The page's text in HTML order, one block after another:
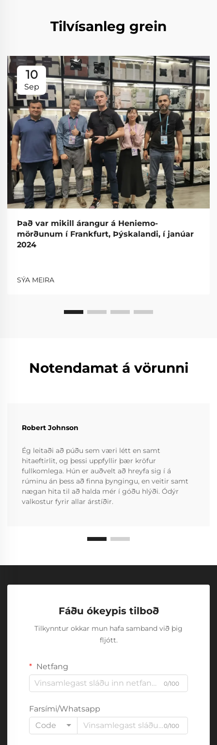
Tilvísanleg grein
10
Sep
Það var mikill árangur á Heniemo-
mörðunum í Frankfurt, Þýskalandi, í janúar
2024
SÝA MEIRA
Notendamat á vörunni
Robert Johnson
Ég leitaði að púðu sem væri létt en samt
hitaeftirlit, og þessi uppfyllir þær kröfur
fullkomlega. Hún er auðvelt að hreyfa sig í á
rúminu án þess að finna þyngingu, en veitir samt
nægan hita til að halda mér í góðu hlýði. Ódýr
valkostur fyrir allar árstíðir.
Fáðu ókeypis tilboð
Tilkynntur okkar mun hafa samband við þig
fljótt.
Netfang
0/100
Farsími/Whatsapp
Code
0/100